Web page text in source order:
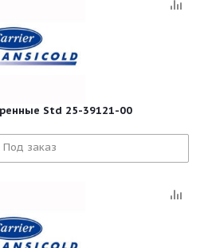
Std 25-39121-00
Под заказ